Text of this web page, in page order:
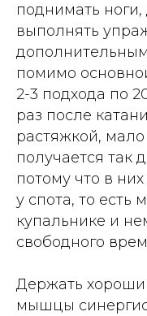
поднимать
выполнять
помимо
2-3 подхода по
раз после
растяжкой,
получается так
потому что в
у спота, то есть
купальнике и
свободного
Держать
мышцы